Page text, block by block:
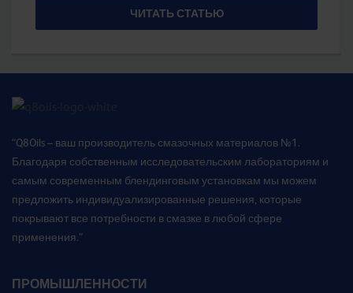
ЧИТАТЬ СТАТЬЮ
“Q8Oils – ваш производитель смазочных материалов №1.
Благодаря собственным исследовательским лабораториям и
самым современным блендинговым установкам мы можем
предложить индивидуализированные решения, которые
покрывают все потребности в смазке в любой сфере
применения.”
ПРОМЫШЛЕННОСТИ